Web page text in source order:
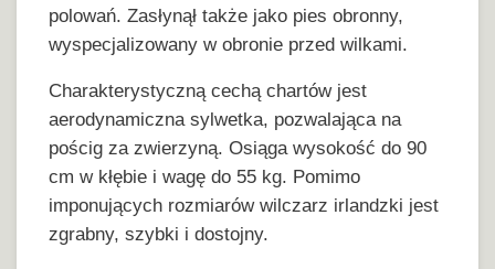
polowań. Zasłynął także jako pies obronny,
wyspecjalizowany w obronie przed wilkami.
Charakterystyczną cechą chartów jest
aerodynamiczna sylwetka, pozwalająca na
pościg za zwierzyną. Osiąga wysokość do 90
cm w kłębie i wagę do 55 kg. Pomimo
imponujących rozmiarów wilczarz irlandzki jest
zgrabny, szybki i dostojny.